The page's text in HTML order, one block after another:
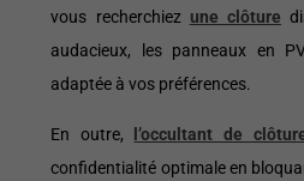
vous recherchiez une clôture
audacieux, les panneaux en
adaptée à vos préférences.
En outre, l’occultant de
confidentialité optimale en